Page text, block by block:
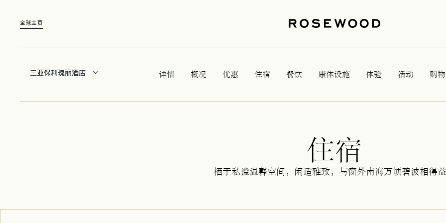
全球主页
三亚保利瑰丽酒店 详情 概况 优惠 住宿 餐饮 康体设施 体验 活动 购物
住宿
栖于私谧温馨空间，闲适雅致，与窗外南海万顷碧波相得